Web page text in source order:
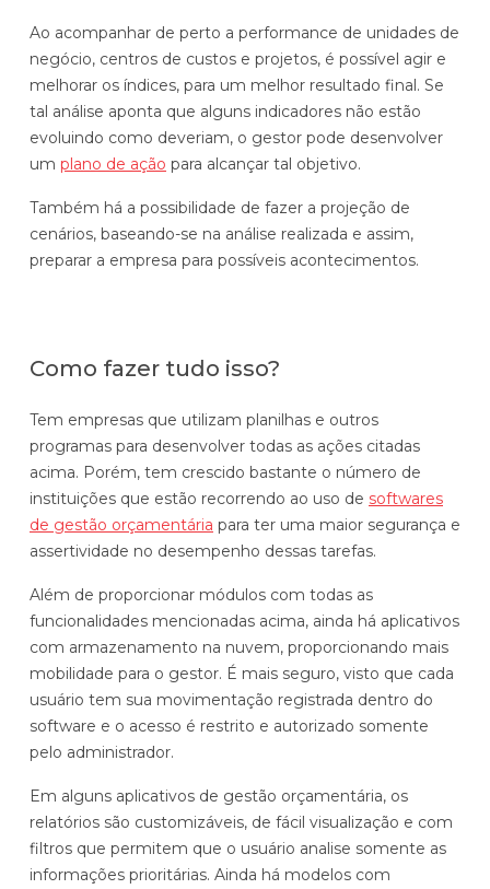
Ao acompanhar de perto a performance de unidades de
negócio, centros de custos e projetos, é possível agir e
melhorar os índices, para um melhor resultado final. Se
tal análise aponta que alguns indicadores não estão
evoluindo como deveriam, o gestor pode desenvolver
um plano de ação para alcançar tal objetivo.
Também há a possibilidade de fazer a projeção de
cenários, baseando-se na análise realizada e assim,
preparar a empresa para possíveis acontecimentos.
Como fazer tudo isso?
Tem empresas que utilizam planilhas e outros
programas para desenvolver todas as ações citadas
acima. Porém, tem crescido bastante o número de
instituições que estão recorrendo ao uso de softwares
de gestão orçamentária para ter uma maior segurança e
assertividade no desempenho dessas tarefas.
Além de proporcionar módulos com todas as
funcionalidades mencionadas acima, ainda há aplicativos
com armazenamento na nuvem, proporcionando mais
mobilidade para o gestor. É mais seguro, visto que cada
usuário tem sua movimentação registrada dentro do
software e o acesso é restrito e autorizado somente
pelo administrador.
Em alguns aplicativos de gestão orçamentária, os
relatórios são customizáveis, de fácil visualização e com
filtros que permitem que o usuário analise somente as
informações prioritárias. Ainda há modelos com